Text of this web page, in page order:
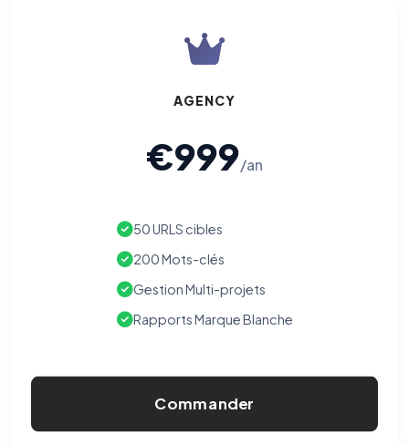
AGENCY
€999/an
50 URLS cibles
200 Mots-clés
Gestion Multi-projets
Rapports Marque Blanche
Commander